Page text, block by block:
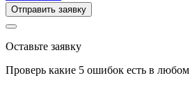
Отправить заявку
Оставьте заявку
Проверь какие 5 ошибок есть в любом